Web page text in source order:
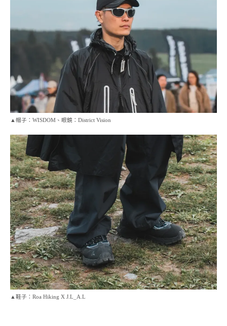
▲帽子：WISDOM、眼鏡：District Vision
▲鞋子：Roa Hiking X J.L_A.L